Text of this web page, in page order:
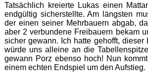
Tatsächlich kreierte Lukas einen
endgültig sicherstellte. Am längsten
der einen seiner Mehrbauern abgab,
aber 2 verbundene Freibauern bekam
sicher gewann. Ich hatte gehofft, dieser
würde uns alleine an die
gewann Porz ebenso hoch! Nun
einem echten Endspiel um den Aufstieg.